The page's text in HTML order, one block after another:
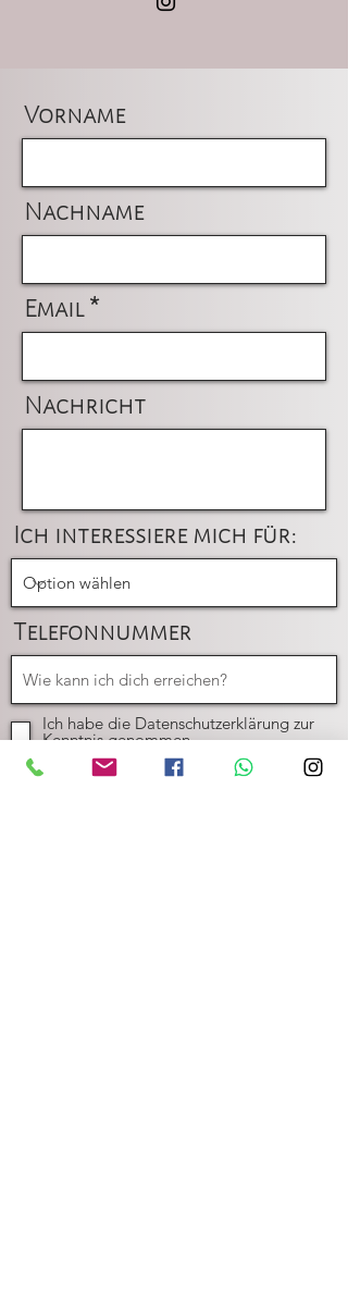
Vorname
Nachname
Email
Nachricht
Ich interessiere mich für:
Telefonnummer
Ich habe die Datenschutzerklärung zur
Kenntnis genommen.
Senden